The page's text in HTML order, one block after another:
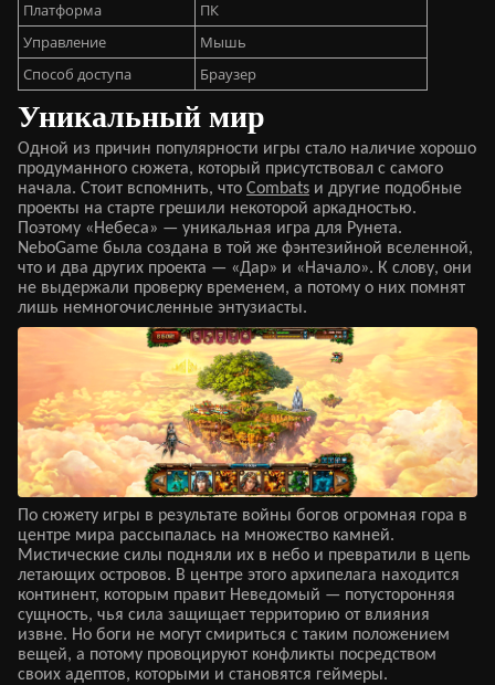
Платформа
ПК
Управление
Мышь
Способ доступа
Браузер
Уникальный мир
Одной из причин популярности игры стало наличие хорошо
продуманного сюжета, который присутствовал с самого
начала. Стоит вспомнить, что Combats и другие подобные
проекты на старте грешили некоторой аркадностью.
Поэтому «Небеса» — уникальная игра для Рунета.
NeboGame была создана в той же фэнтезийной вселенной,
что и два других проекта — «Дар» и «Начало». К слову, они
не выдержали проверку временем, а потому о них помнят
лишь немногочисленные энтузиасты.
По сюжету игры в результате войны богов огромная гора в
центре мира рассыпалась на множество камней.
Мистические силы подняли их в небо и превратили в цепь
летающих островов. В центре этого архипелага находится
континент, которым правит Неведомый — потусторонняя
сущность, чья сила защищает территорию от влияния
извне. Но боги не могут смириться с таким положением
вещей, а потому провоцируют конфликты посредством
своих адептов, которыми и становятся геймеры.